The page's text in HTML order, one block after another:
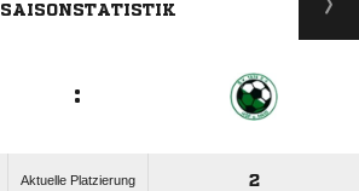
SAISONSTATISTIK
:
Aktuelle Platzierung 2